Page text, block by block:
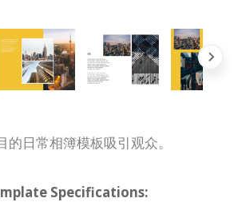
日常相簿模板吸引观众。
Specifications: